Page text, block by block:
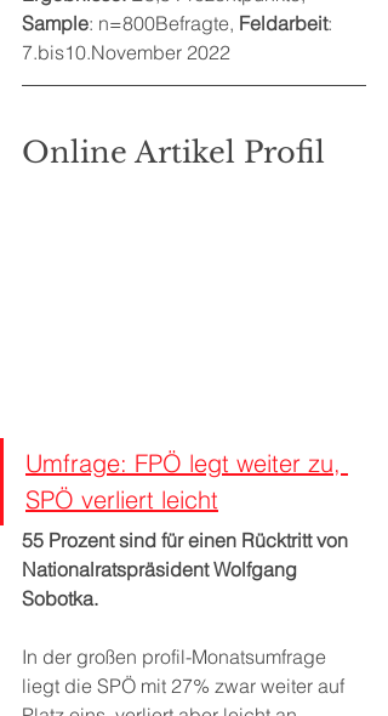
Sample: n=800Befragte, Feldarbeit:
7.bis10.November 2022
Online Artikel Profil
Umfrage: FPÖ legt weiter zu,
SPÖ verliert leicht
55 Prozent sind für einen Rücktritt von
Nationalratspräsident Wolfgang
Sobotka.
In der großen profil-Monatsumfrage
liegt die SPÖ mit 27% zwar weiter auf